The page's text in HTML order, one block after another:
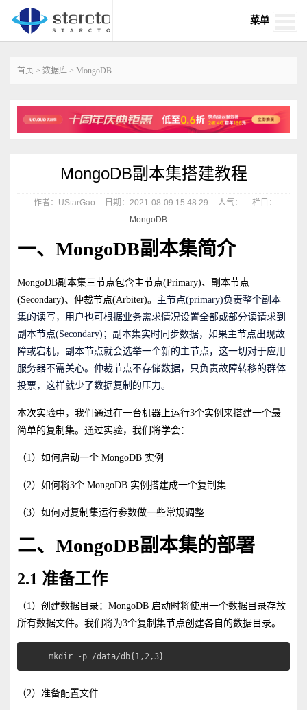
菜单
首页 > 数据库 > MongoDB
MongoDB副本集搭建教程
作者：UStarGao 日期：2021-08-09 15:48:29 人气：
栏目：
MongoDB
一、MongoDB副本集简介
MongoDB副本集三节点包含主节点(Primary)、副本节点
(Secondary)、仲裁节点(Arbiter)。 主节点(primary)负责整个副本
集的读写，用户也可根据业务需求情况设置全部或部分读请求到
副本节点(Secondary)；副本集实时同步数据，如果主节点出现故
障或宕机，副本节点就会选举一个新的主节点，这一切对于应用
服务器不需关心。仲裁节点不存储数据，只负责故障转移的群体
投票，这样就少了数据复制的压力。
本次实验中，我们通过在一台机器上运行3个实例来搭建一个最
简单的复制集。通过实验，我们将学会：
（1）如何启动一个 MongoDB 实例
（2）如何将3个 MongoDB 实例搭建成一个复制集
（3）如何对复制集运行参数做一些常规调整
二、MongoDB副本集的部署
2.1 准备工作
（1）创建数据目录：MongoDB 启动时将使用一个数据目录存放
所有数据文件。我们将为3个复制集节点创建各自的数据目录。
mkdir -p /data/db{1,2,3}
（2）准备配置文件